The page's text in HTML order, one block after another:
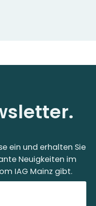
ein und erhalten Sie
Neuigkeiten im
IAG Mainz gibt.